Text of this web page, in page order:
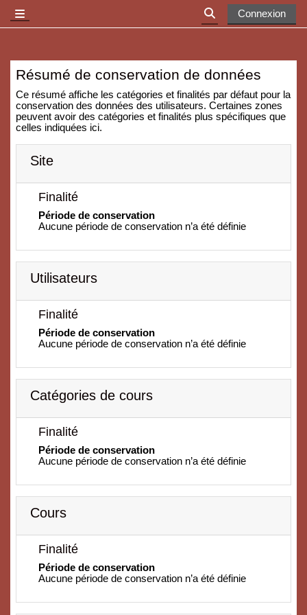
Panneau latéral
Activer/désactiver
Connexion
Résumé de conservation de données
Ce résumé affiche les catégories et finalités par défaut pour la
conservation des données des utilisateurs. Certaines zones
peuvent avoir des catégories et finalités plus spécifiques que
celles indiquées ici.
Site
Finalité
Période de conservation
Aucune période de conservation n’a été définie
Utilisateurs
Finalité
Période de conservation
Aucune période de conservation n’a été définie
Catégories de cours
Finalité
Période de conservation
Aucune période de conservation n’a été définie
Cours
Finalité
Période de conservation
Aucune période de conservation n’a été définie